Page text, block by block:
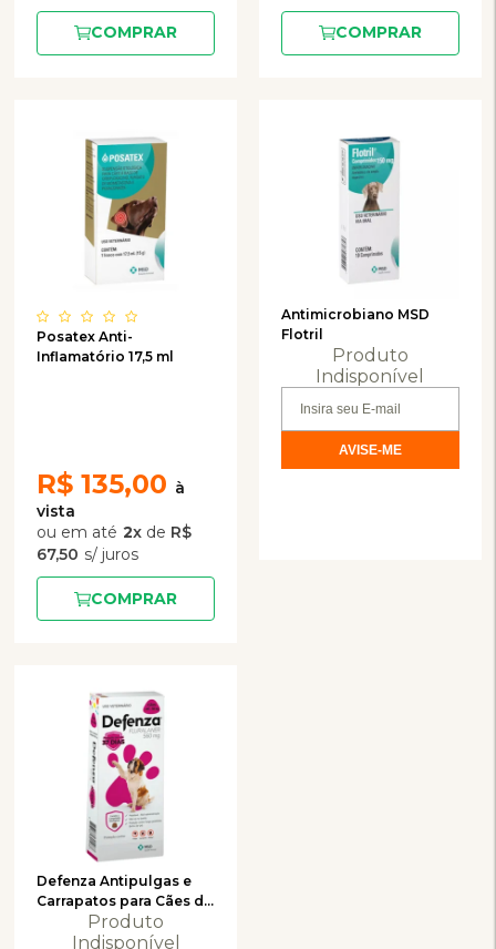
COMPRAR COMPRAR
Posatex Anti-
Inflamatório 17,5 ml
R$ 135,00
2x de R$
67,50
COMPRAR
Antimicrobiano MSD
Flotril
Produto
Indisponível
Defenza Antipulgas e
Carrapatos para Cães de
40 a 56kg - 560mg C/1
comprimido
Produto
Indisponível